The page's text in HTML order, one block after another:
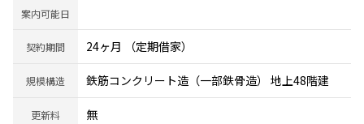
案内可能日
契約期間 24ヶ月 （定期借家）
規模構造 鉄筋コンクリート造（一部鉄骨造） 地上48階建
更新料 無